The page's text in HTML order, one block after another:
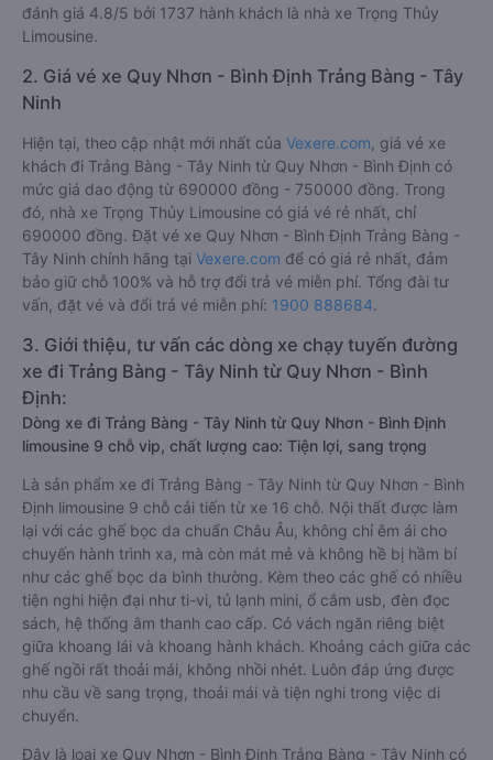
đánh giá 4.8/5 bởi 1737 hành khách là nhà xe Trọng Thủy
Limousine.
2. Giá vé xe Quy Nhơn - Bình Định Trảng Bàng - Tây
Ninh
Hiện tại, theo cập nhật mới nhất của Vexere.com , giá vé xe
khách đi Trảng Bàng - Tây Ninh từ Quy Nhơn - Bình Định có
mức giá dao động từ 690000 đồng - 750000 đồng. Trong
đó, nhà xe Trọng Thủy Limousine có giá vé rẻ nhất, chỉ
690000 đồng. Đặt vé xe Quy Nhơn - Bình Định Trảng Bàng -
Tây Ninh chính hãng tại Vexere.com để có giá rẻ nhất, đảm
bảo giữ chỗ 100% và hỗ trợ đổi trả vé miễn phí. Tổng đài tư
vấn, đặt vé và đổi trả vé miễn phí: 1900 888684.
3. Giới thiệu, tư vấn các dòng xe chạy tuyến đường
xe đi Trảng Bàng - Tây Ninh từ Quy Nhơn - Bình
Định:
Dòng xe đi Trảng Bàng - Tây Ninh từ Quy Nhơn - Bình Định
limousine 9 chỗ vip, chất lượng cao: Tiện lợi, sang trọng
Là sản phẩm xe đi Trảng Bàng - Tây Ninh từ Quy Nhơn - Bình
Định limousine 9 chỗ cải tiến từ xe 16 chỗ. Nội thất được làm
lại với các ghế bọc da chuẩn Châu Âu, không chỉ êm ái cho
chuyến hành trình xa, mà còn mát mẻ và không hề bị hầm bí
như các ghế bọc da bình thường. Kèm theo các ghế có nhiều
tiện nghi hiện đại như ti-vi, tủ lạnh mini, ổ cắm usb, đèn đọc
sách, hệ thống âm thanh cao cấp. Có vách ngăn riêng biệt
giữa khoang lái và khoang hành khách. Khoảng cách giữa các
ghế ngồi rất thoải mái, không nhồi nhét. Luôn đáp ứng được
nhu cầu về sang trọng, thoải mái và tiện nghi trong việc di
chuyển.
Đây là loại xe Quy Nhơn - Bình Định Trảng Bàng - Tây Ninh có